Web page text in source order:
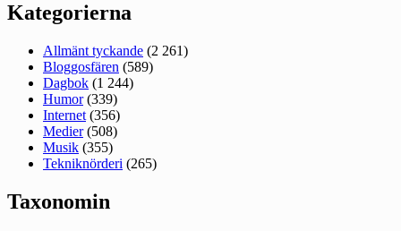
Kategorierna
Allmänt tyckande (2 261)
Bloggosfären (589)
Dagbok (1 244)
Humor(339)
Internet (356)
Medier(508)
Musik (355)
Tekniknörderi (265)
Taxonomin